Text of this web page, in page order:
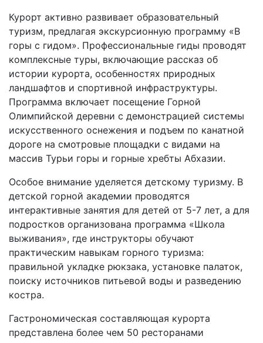
Курорт активно развивает образовательный
туризм, предлагая экскурсионную программу «В
горы с гидом». Профессиональные гиды проводят
комплексные туры, включающие рассказ об
истории курорта, особенностях природных
ландшафтов и спортивной инфраструктуры.
Программа включает посещение Горной
Олимпийской деревни с демонстрацией системы
искусственного оснежения и подъем по канатной
дороге на смотровые площадки с видами на
массив Турьи горы и горные хребты Абхазии.
Особое внимание уделяется детскому туризму. В
детской горной академии проводятся
интерактивные занятия для детей от 5-7 лет, а для
подростков организована программа «Школа
выживания», где инструкторы обучают
практическим навыкам горного туризма:
правильной укладке рюкзака, установке палаток,
поиску источников питьевой воды и разведению
костра.
Гастрономическая составляющая курорта
представлена более чем 50 ресторанами